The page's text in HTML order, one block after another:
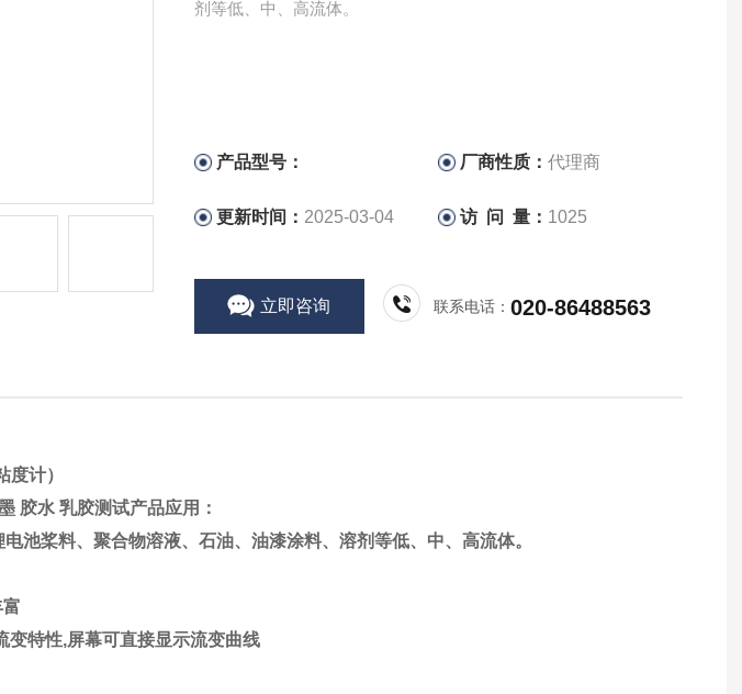
剂等低、中、高流体。
产品型号： 厂商性质：代理商
更新时间： 2025-03-04 访 问 量： 1025
立即咨询 联系电话：020-86488563
度计）
胶水 乳胶测试产品应用：
电池桨料、聚合物溶液、石油、油漆涂料、溶剂等低、中、高流体。
变特性,屏幕可直接显示流变曲线